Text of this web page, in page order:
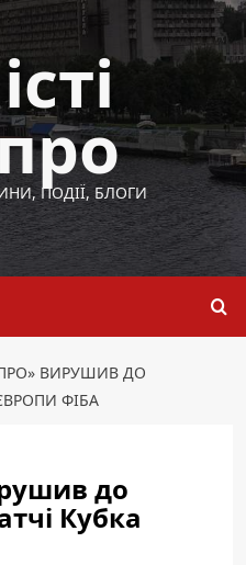
ПОДІЇ, БЛОГИ
ВИРУШИВ ДО
ФІБА
до
Кубка